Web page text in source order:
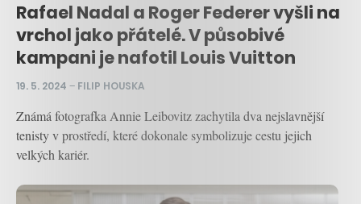
Rafael Nadal a Roger Federer vyšli na
vrchol jako přátelé. V působivé
kampani je nafotil Louis Vuitton
19. 5. 2024 – FILIP HOUSKA
Známá fotografka Annie Leibovitz zachytila dva nejslavnější
tenisty v prostředí, které dokonale symbolizuje cestu jejich
velkých kariér.